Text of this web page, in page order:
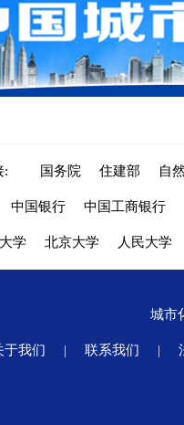
: 国务院 住建部 自
中国银行 中国工商银行
学 北京大学 人民大学
城市
于我们 | 联系我们 |